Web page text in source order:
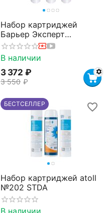
Набор картриджей
Барьер Эксперт
Стандарт
В наличии
3 372 ₽
3 550 ₽
БЕСТСЕЛЛЕР
Набор картриджей atoll
№202 STDA